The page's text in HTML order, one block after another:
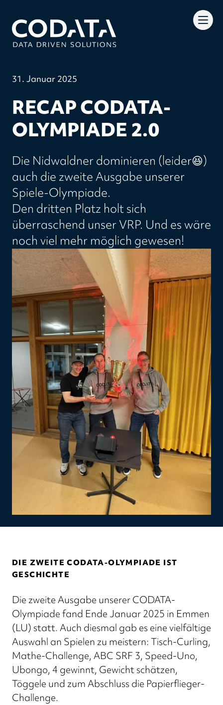
31. Januar 2025
RECAP CODATA-
OLYMPIADE 2.0
Die Nidwaldner dominieren (leider😆)
auch die zweite Ausgabe unserer
Spiele-Olympiade.
Den dritten Platz holt sich
überraschend unser VRP. Und es wäre
noch viel mehr möglich gewesen!
DIE ZWEITE CODATA-OLYMPIADE IST
GESCHICHTE
Die zweite Ausgabe unserer CODATA-
Olympiade fand Ende Januar 2025 in Emmen
(LU) statt. Auch diesmal gab es eine vielfältige
Auswahl an Spielen zu meistern: Tisch-Curling,
Mathe-Challenge, ABC SRF 3, Speed-Uno,
Ubongo, 4 gewinnt, Gewicht schätzen,
Töggele und zum Abschluss die Papierflieger-
Challenge.